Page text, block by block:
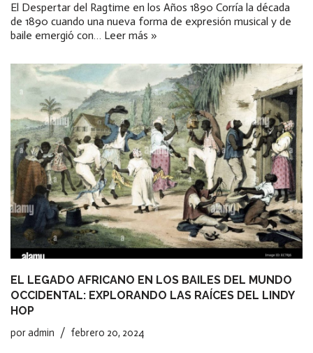
El Despertar del Ragtime en los Años 1890 Corría la década
de 1890 cuando una nueva forma de expresión musical y de
baile emergió con… Leer más »
EL LEGADO AFRICANO EN LOS BAILES DEL MUNDO
OCCIDENTAL: EXPLORANDO LAS RAÍCES DEL LINDY
HOP
poradmin febrero 20, 2024